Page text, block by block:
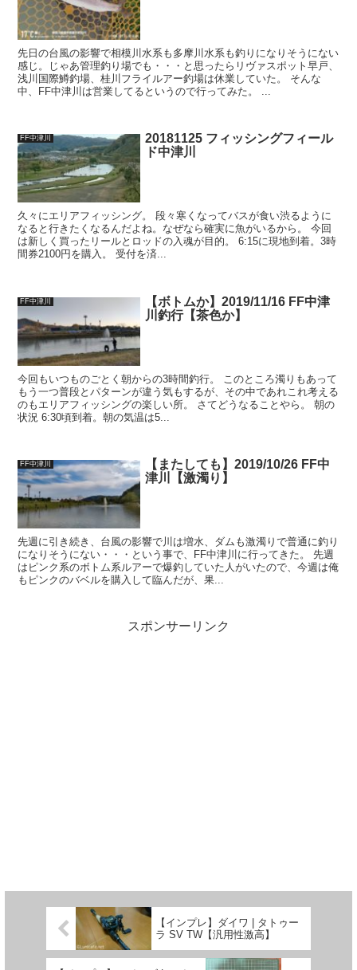
先日の台風の影響で相模川水系も多摩川水系も釣りになりそうにない
感じ。じゃあ管理釣り場でも・・・と思ったらリヴァスポット早戸、
浅川国際鱒釣場、桂川フライルアー釣場は休業していた。 そんな
中、FF中津川は営業してるというので行ってみた。 ...
FF中津川
20181125 フィッシングフィール
ド中津川
久々にエリアフィッシング。 段々寒くなってバスが食い渋るように
なると行きたくなるんだよね。なぜなら確実に魚がいるから。 今回
は新しく買ったリールとロッドの入魂が目的。 6:15に現地到着。3時
間券2100円を購入。 受付を済...
FF中津川
【ボトムか】2019/11/16 FF中津
川釣行【茶色か】
今回もいつものごとく朝からの3時間釣行。 このところ濁りもあって
もう一つ普段とパターンが違う気もするが、その中であれこれ考える
のもエリアフィッシングの楽しい所。 さてどうなることやら。 朝の
状況 6:30頃到着。朝の気温は5...
FF中津川
【またしても】2019/10/26 FF中
津川【激濁り】
先週に引き続き、台風の影響で川は増水、ダムも激濁りで普通に釣り
になりそうにない・・・という事で、FF中津川に行ってきた。 先週
はピンク系のボトム系ルアーで爆釣していた人がいたので、今週は俺
もピンクのバベルを購入して臨んだが、果...
スポンサーリンク
【インプレ】ダイワ | タトゥー
ラ SV TW【汎用性激高】